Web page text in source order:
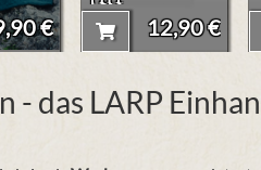
€
Velourslede
r,
und
12,90 €
das LARP